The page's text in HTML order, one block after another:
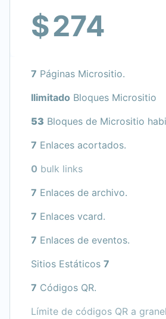
$274
7 Páginas Micrositio.
Ilimitado Bloques Micrositio
53 Bloques de Micrositio
7 Enlaces acortados.
0 bulk links
7 Enlaces de archivo.
7 Enlaces vcard.
7 Enlaces de eventos.
Sitios Estáticos7
7 Códigos QR.
Límite de códigos QR a granel